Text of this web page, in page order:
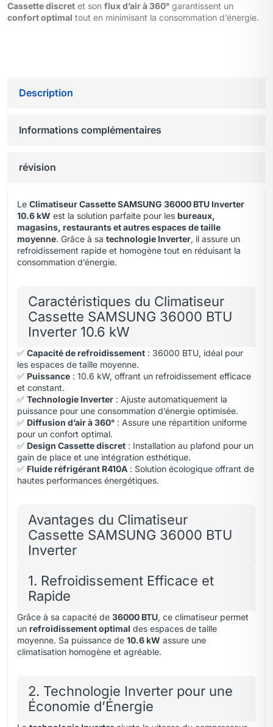
Cassette discret et son flux d’air à 360° garantissent un
confort optimal tout en minimisant la consommation d’énergie.
Description
Informations complémentaires
révision
Le Climatiseur Cassette SAMSUNG 36000 BTU Inverter
10.6 kW est la solution parfaite pour les bureaux,
magasins, restaurants et autres espaces de taille
moyenne. Grâce à sa technologie Inverter, il assure un
refroidissement rapide et homogène tout en réduisant la
consommation d’énergie.
Caractéristiques du Climatiseur
Cassette SAMSUNG 36000 BTU
Inverter 10.6 kW
✅ Capacité de refroidissement : 36000 BTU, idéal pour
les espaces de taille moyenne.
✅ Puissance : 10.6 kW, offrant un refroidissement efficace
et constant.
✅ Technologie Inverter : Ajuste automatiquement la
puissance pour une consommation d’énergie optimisée.
✅ Diffusion d’air à 360° : Assure une répartition uniforme
pour un confort optimal.
✅ Design Cassette discret : Installation au plafond pour un
gain de place et une intégration esthétique.
✅ Fluide réfrigérant R410A : Solution écologique offrant de
hautes performances énergétiques.
Avantages du Climatiseur
Cassette SAMSUNG 36000 BTU
Inverter
1. Refroidissement Efficace et
Rapide
Grâce à sa capacité de 36000 BTU, ce climatiseur permet
un refroidissement optimal des espaces de taille
moyenne. Sa puissance de 10.6 kW assure une
climatisation homogène et agréable.
2. Technologie Inverter pour une
Économie d’Énergie